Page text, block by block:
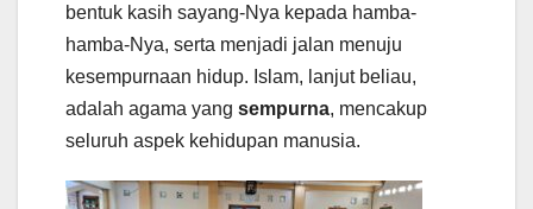
bentuk kasih sayang-Nya kepada hamba-
hamba-Nya, serta menjadi jalan menuju
kesempurnaan hidup. Islam, lanjut beliau,
adalah agama yang sempurna, mencakup
seluruh aspek kehidupan manusia.